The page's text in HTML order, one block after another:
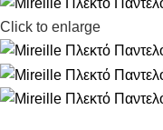
Click to enlarge